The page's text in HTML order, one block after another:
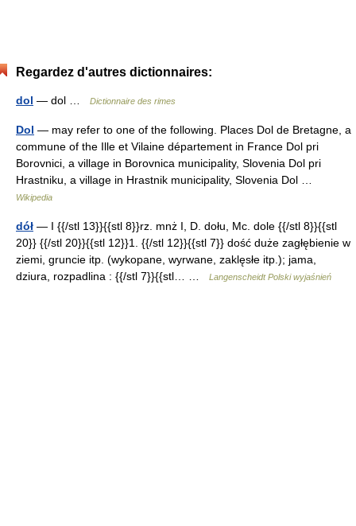
Regardez d'autres dictionnaires:
dol — dol … Dictionnaire des rimes
Dol — may refer to one of the following. Places Dol de Bretagne, a
commune of the Ille et Vilaine département in France Dol pri
Borovnici, a village in Borovnica municipality, Slovenia Dol pri
Hrastniku, a village in Hrastnik municipality, Slovenia Dol …
Wikipedia
dół — I {{/stl 13}}{{stl 8}}rz. mnż I, D. dołu, Mc. dole {{/stl 8}}{{stl
20}} {{/stl 20}}{{stl 12}}1. {{/stl 12}}{{stl 7}} dość duże zagłębienie w
ziemi, gruncie itp. (wykopane, wyrwane, zaklęsłe itp.); jama,
dziura, rozpadlina : {{/stl 7}}{{stl… …
Langenscheidt Polski wyjaśnień